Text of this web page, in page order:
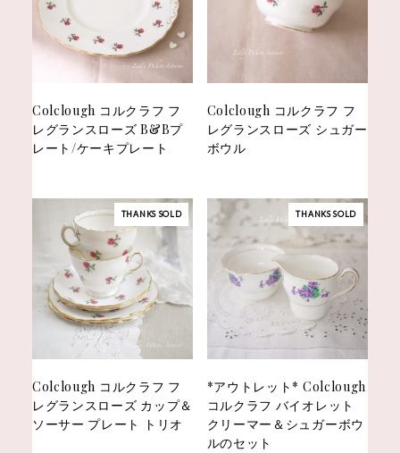
Colclough コルクラフ フ
レグランスローズ B&Bプ
レート/ケーキプレート
Colclough コルクラフ フ
レグランスローズ シュガー
ボウル
THANKS SOLD
Colclough コルクラフ フ
レグランスローズ カップ＆
ソーサー プレート トリオ
THANKS SOLD
*アウトレット* Colclough
コルクラフ バイオレット
クリーマー＆シュガーボウ
ルのセット